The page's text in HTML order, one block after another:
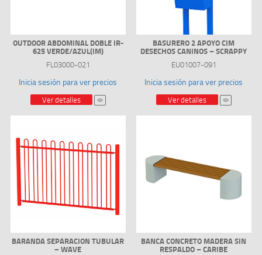
OUTDOOR ABDOMINAL DOBLE IR-
625 VERDE/AZUL(IM)
FL03000-021
Inicia sesión para ver precios
Ver detalles
BASURERO 2 APOYO CIM
DESECHOS CANINOS – SCRAPPY
EU01007-091
Inicia sesión para ver precios
Ver detalles
BARANDA SEPARACION TUBULAR
– WAVE
BANCA CONCRETO MADERA SIN
RESPALDO – CARIBE